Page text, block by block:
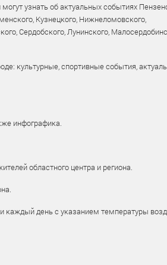
узнать об актуальных событиях
Кузнецкого, Нижнеломовского,
Сердобского, Лунинского,
культурные, спортивные события,
инфографика.
областного центра и региона.
каждый день с указанием температуры